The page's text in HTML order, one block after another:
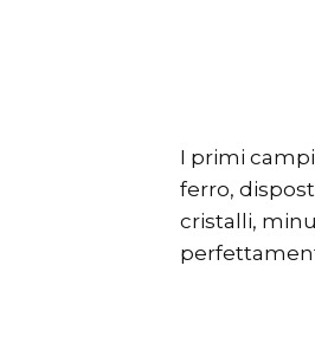
I primi
ferro,
cristalli,